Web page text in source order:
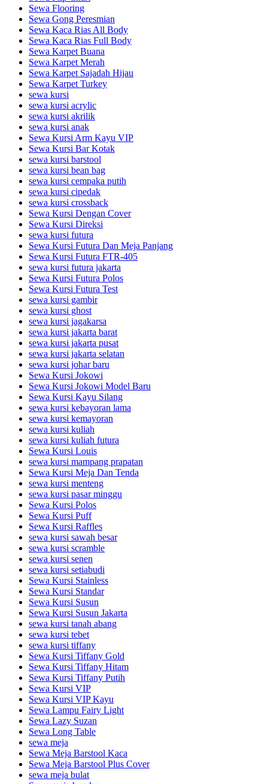
Sewa Flooring
Sewa Gong Peresmian
Sewa Kaca Rias All Body
Sewa Kaca Rias Full Body
Sewa Karpet Buana
Sewa Karpet Merah
Sewa Karpet Sajadah Hijau
Sewa Karpet Turkey
sewa kursi
sewa kursi acrylic
sewa kursi akrilik
sewa kursi anak
Sewa Kursi Arm Kayu VIP
Sewa Kursi Bar Kotak
sewa kursi barstool
sewa kursi bean bag
sewa kursi cempaka putih
sewa kursi cipedak
sewa kursi crossback
Sewa Kursi Dengan Cover
Sewa Kursi Direksi
sewa kursi futura
Sewa Kursi Futura Dan Meja Panjang
Sewa Kursi Futura FTR-405
sewa kursi futura jakarta
Sewa Kursi Futura Polos
Sewa Kursi Futura Test
sewa kursi gambir
sewa kursi ghost
sewa kursi jagakarsa
sewa kursi jakarta barat
sewa kursi jakarta pusat
sewa kursi jakarta selatan
sewa kursi johar baru
Sewa Kursi Jokowi
Sewa Kursi Jokowi Model Baru
Sewa Kursi Kayu Silang
sewa kursi kebayoran lama
sewa kursi kemayoran
sewa kursi kuliah
sewa kursi kuliah futura
Sewa Kursi Louis
sewa kursi mampang prapatan
Sewa Kursi Meja Dan Tenda
sewa kursi menteng
sewa kursi pasar minggu
Sewa Kursi Polos
Sewa Kursi Puff
Sewa Kursi Raffles
sewa kursi sawah besar
sewa kursi scramble
sewa kursi senen
sewa kursi setiabudi
Sewa Kursi Stainless
Sewa Kursi Standar
Sewa Kursi Susun
Sewa Kursi Susun Jakarta
sewa kursi tanah abang
sewa kursi tebet
sewa kursi tiffany
Sewa Kursi Tiffany Gold
Sewa Kursi Tiffany Hitam
Sewa Kursi Tiffany Putih
Sewa Kursi VIP
Sewa Kursi VIP Kayu
Sewa Lampu Fairy Light
Sewa Lazy Suzan
Sewa Long Table
sewa meja
Sewa Meja Barstool Kaca
Sewa Meja Barstool Plus Cover
sewa meja bulat